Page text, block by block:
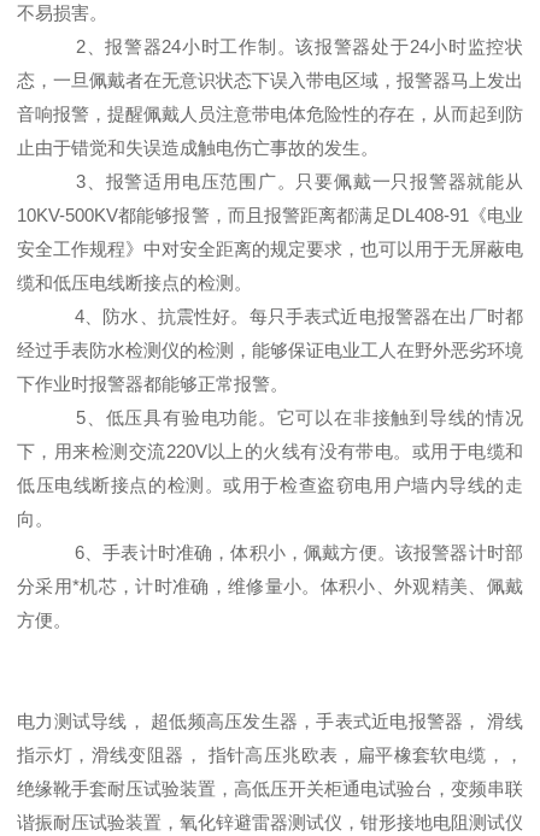
不易损害。
2、报警器24小时工作制。该报警器处于24小时监控状
态，一旦佩戴者在无意识状态下误入带电区域，报警器马上发出
音响报警，提醒佩戴人员注意带电体危险性的存在，从而起到防
止由于错觉和失误造成触电伤亡事故的发生。
3、报警适用电压范围广。只要佩戴一只报警器就能从
10KV-500KV都能够报警，而且报警距离都满足DL408-91《电业
安全工作规程》中对安全距离的规定要求，也可以用于无屏蔽电
缆和低压电线断接点的检测。
4、防水、抗震性好。每只手表式近电报警器在出厂时都
经过手表防水检测仪的检测，能够保证电业工人在野外恶劣环境
下作业时报警器都能够正常报警。
5、低压具有验电功能。它可以在非接触到导线的情况
下，用来检测交流220V以上的火线有没有带电。或用于电缆和
低压电线断接点的检测。或用于检查盗窃电用户墙内导线的走
向。
6、手表计时准确，体积小，佩戴方便。该报警器计时部
分采用*机芯，计时准确，维修量小。体积小、外观精美、佩戴
方便。
电力测试导线 ， 超低频高压发生器 ，手表式近电报警器 ， 滑线
指示灯 ， 滑线变阻器 ， 指针高压兆欧表 ， 扁平橡套软电缆 ，，
绝缘靴手套耐压试验装置 ， 高低压开关柜通电试验台 ， 变频串联
谐振耐压试验装置 ， 氧化锌避雷器测试仪 ， 钳形接地电阻测试仪